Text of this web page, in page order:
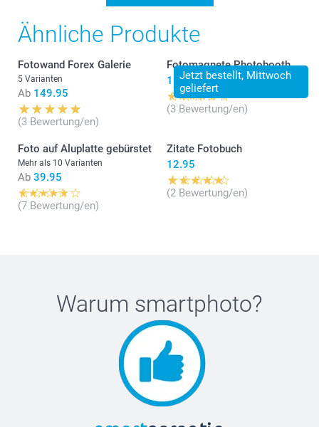
Ähnliche Produkte
Fotowand Forex Galerie
5 Varianten
Ab 149.95
(3 Bewertung/en)
Jetzt bestellt, Mittwoch
geliefert
Fotomagnete Photobooth
19.95
(3 Bewertung/en)
Foto auf Aluplatte gebürstet
Mehr als 10 Varianten
Ab 39.95
(7 Bewertung/en)
Zitate Fotobuch
12.95
(2 Bewertung/en)
Warum smartphoto?